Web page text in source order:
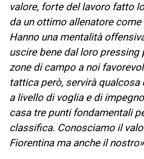
valore, forte del lavoro fatto
da un ottimo allenatore come
Hanno una mentalità
uscire bene dal loro pressing
zone di campo a noi
tattica però, servirà
a livello di voglia e di
casa tre punti fondamentali
classifica. Conosciamo il
Fiorentina ma anche il